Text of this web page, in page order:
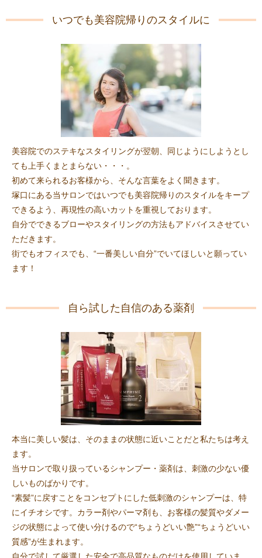
いつでも美容院帰りのスタイルに
美容院でのステキなスタイリングが翌朝、同じようにしようとし
ても上手くまとまらない・・・。
初めて来られるお客様から、そんな言葉をよく聞きます。
塚口にある当サロンではいつでも美容院帰りのスタイルをキープ
できるよう、再現性の高いカットを重視しております。
自分でできるブローやスタイリングの方法もアドバイスさせてい
ただきます。
街でもオフィスでも、“一番美しい自分”でいてほしいと願ってい
ます！
自ら試した自信のある薬剤
本当に美しい髪は、そのままの状態に近いことだと私たちは考え
ます。
当サロンで取り扱っているシャンプー・薬剤は、刺激の少ない優
しいものばかりです。
“素髪”に戻すことをコンセプトにした低刺激のシャンプーは、特
にイチオシです。カラー剤やパーマ剤も、お客様の髪質やダメー
ジの状態によって使い分けるので“ちょうどいい艶”“ちょうどいい
質感”が生まれます。